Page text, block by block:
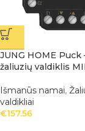
JUNG HOME Puck
žaliuzių valdiklis
Išmanūs namai,
valdikliai
€157.56